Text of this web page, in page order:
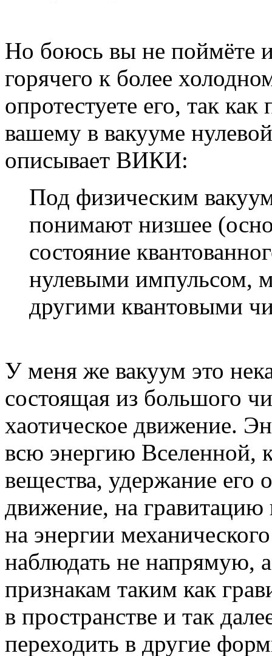
Но боюсь вы не поймёте
горячего к более
опротестуете его, так
вашему в вакууме
описывает ВИКИ:
Под физическим
понимают низшее
состояние
нулевыми импульсом,
другими квантовыми
У меня же вакуум это
состоящая из большого
хаотическое движение.
всю энергию Вселенной,
вещества, удержание его
движение, на
на энергии
наблюдать не напрямую,
признакам таким как
в пространстве и так
переходить в другие